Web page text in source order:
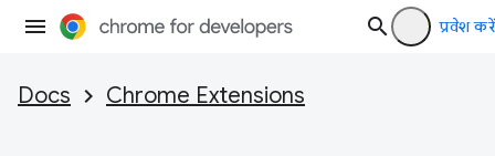
प्रवेश करें
Docs Chrome Extensions